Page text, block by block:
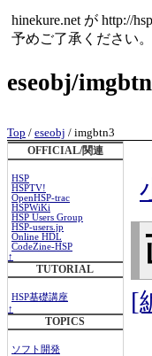
hinekure.net が http://
予めご了承ください。
eseobj/
Top / eseobj / imgbtn3
OFFICIAL/関連
HSP
HSPTV!
OpenHSP-trac
HSPWiKi
HSP Users Group
HSP-users.jp
Online HDL
CodeZine-HSP
↑
TUTORIAL
HSP基礎講座
↑
TOPICS
ソフト開発
[